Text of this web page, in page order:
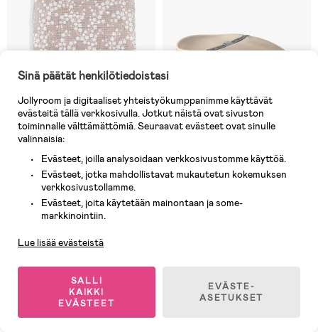
2 JÄLJELLÄ
Quax Blossom Hoitoalustan
Päällinen, Beige
39,90 €
10 JÄLJELLÄ
Bumbo Hoitoalusta, Taupe
1
Sinä päätät henkilötiedoistasi
Jollyroom ja digitaaliset yhteistyökumppanimme käyttävät
evästeitä tällä verkkosivulla. Jotkut näistä ovat sivuston
toiminnalle välttämättömiä. Seuraavat evästeet ovat sinulle
valinnaisia:
Evästeet, joilla analysoidaan verkkosivustomme käyttöä.
Evästeet, jotka mahdollistavat mukautetun kokemuksen
verkkosivustollamme.
Evästeet, joita käytetään mainontaan ja some-
markkinointiin.
Lue lisää evästeistä
SALLI
KAIKKI
EVÄSTEET
EVÄSTE-
ASETUKSET